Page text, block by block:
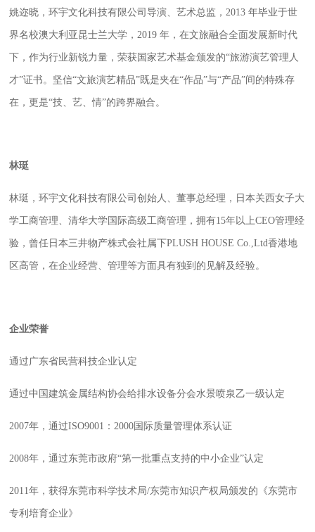
姚迩晓 ，环宇文化科技有限公司导演、艺术总监 ， 2013年毕业于世
界名校澳大利亚昆士兰大学， 2019年，在文旅融合全面发展新时代
下，作为行业新锐力量，荣获国家艺术基金颁发的“旅游演艺管理人
才”证书。坚信“文旅演艺精品”既是夹在“作品”与“产品”间的特殊存
在，更是“技、艺、情”的跨界融合。
林珽
林珽，环宇文化科技有限公司创始人、董事总经理，日本关西女子大
学工商管理、清华大学国际高级工商管理，拥有15年以上CEO管理经
验 ， 曾任日本三井物产株式会社属下PLUSH HOUSE Co.,Ltd香港地
区高管 ，在企业经营、管理等方面具有独到的见解及经验。
企业荣誉
通过广东省民营科技企业认定
通过中国建筑金属结构协会给排水设备分会水景喷泉乙一级认定
2007年 ，通过ISO9001 ： 2000 国际质量管理体系认证
2008年 ，通过东莞市政府“第一批重点支持的中小企业”认定
2011年，获得东莞市科学技术局/东莞市知识产权局颁发的《东莞市
专利培育企业》